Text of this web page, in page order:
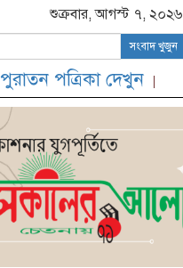
শুক্রবার, আগস্ট ৭, ২০২৬
সংবাদ খুজুন
পুরাতন পত্রিকা দেখুন